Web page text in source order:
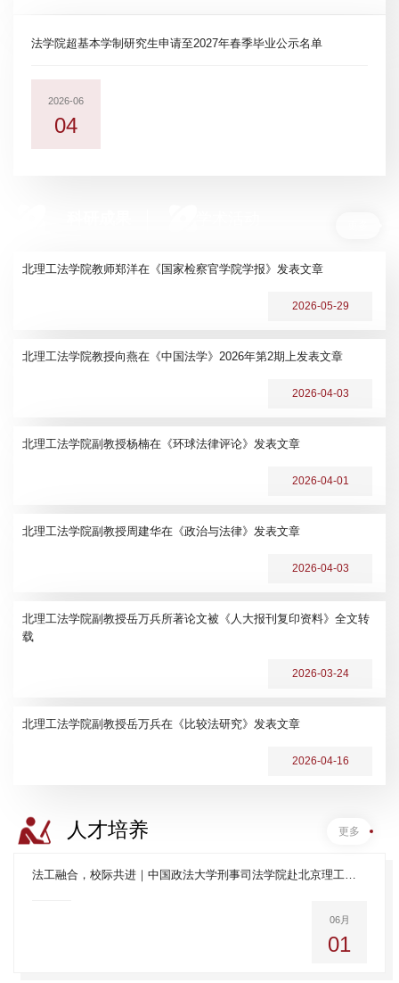
法学院超基本学制研究生申请至2027年春季毕业公示名单
2026-06
04
北理工法学院教师郑洋在《国家检察官学院学报》发表文章
2026-05-29
北理工法学院教授向燕在《中国法学》2026年第2期上发表文章
2026-04-03
北理工法学院副教授杨楠在《环球法律评论》发表文章
2026-04-01
北理工法学院副教授周建华在《政治与法律》发表文章
2026-04-03
北理工法学院副教授岳万兵所著论文被《人大报刊复印资料》全文转
载
2026-03-24
北理工法学院副教授岳万兵在《比较法研究》发表文章
2026-04-16
人才培养 更多
法工融合，校际共进｜中国政法大学刑事司法学院赴北京理工大学法学院参访交流
06月
01